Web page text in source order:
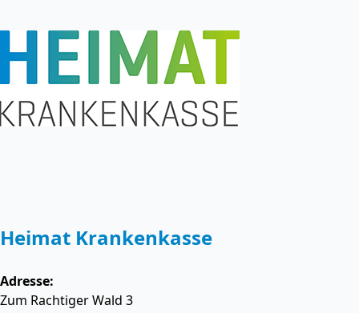
Heimat Krankenkasse
Adresse:
Zum Rachtiger Wald 3